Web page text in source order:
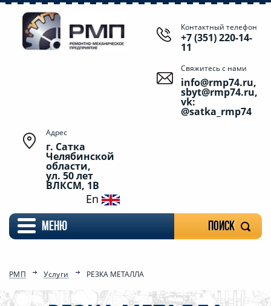
Контактный телефон
+7 (351) 220-14-
11
Свяжитесь с нами
info@rmp74.ru,
sbyt@rmp74.ru,
vk:
@satka_rmp74
Адрес
г. Сатка
Челябинской
области,
ул. 50 лет
ВЛКСМ, 1В
En
меню Поиск
РМП Услуги РЕЗКА МЕТАЛЛА